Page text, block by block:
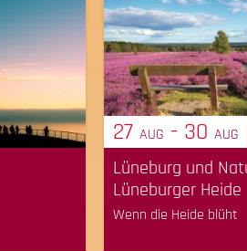
27 AUG - 30 AUG
Lüneburg und
Lüneburger Heide
Wenn die Heide blüht